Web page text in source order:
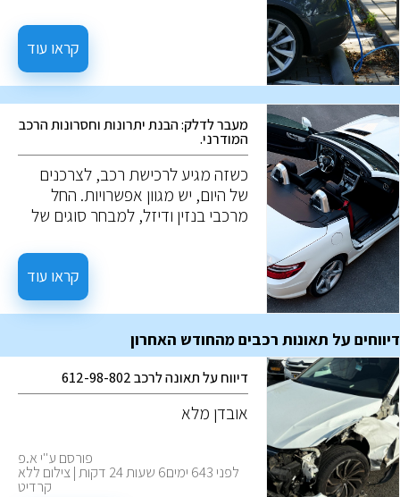
בעצם רכבים חשמליים? איך הם
עובדים? במה הם שונים מרכבים
רגילים? ולמה הם כל כך מבוקשים? על
השאלות האלו, נענה במאמר הבא.
קראו עוד
מעבר לדלק: הבנת יתרונות וחסרונות הרכב
המודרני.
כשזה מגיע לרכישת רכב, לצרכנים
של היום, יש מגוון אפשרויות. החל
מרכבי בנזין ודיזל, למבחר סוגים של
אפשרות יש צירוף ייחודי של יתרונות
וחסכונות. הבנה של אלו, תעזור לבצע
את ההחלטה המיטבית לצרכים
שלכם.
קראו עוד
דיווחים על תאונות רכבים מהחודש האחרון
דיווח על תאונה לרכב 612-98-802
אובדן מלא
פורסם ע''י א.פ
לפני 643 ימים6 שעות 24 דקות | צילום ללא
קרדיט